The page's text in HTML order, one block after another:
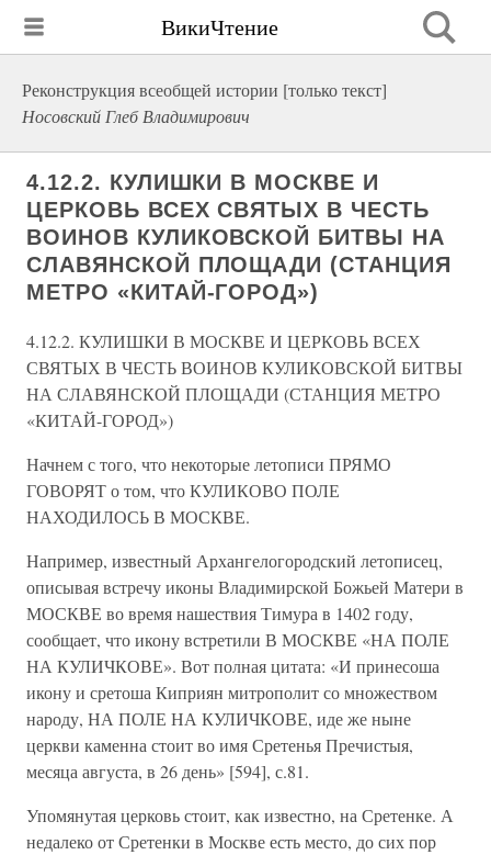
ВикиЧтение
Реконструкция всеобщей истории [только текст]
Носовский Глеб Владимирович
4.12.2. КУЛИШКИ В МОСКВЕ И
ЦЕРКОВЬ ВСЕХ СВЯТЫХ В ЧЕСТЬ
ВОИНОВ КУЛИКОВСКОЙ БИТВЫ НА
СЛАВЯНСКОЙ ПЛОЩАДИ (СТАНЦИЯ
МЕТРО «КИТАЙ-ГОРОД»)
4.12.2. КУЛИШКИ В МОСКВЕ И ЦЕРКОВЬ ВСЕХ
СВЯТЫХ В ЧЕСТЬ ВОИНОВ КУЛИКОВСКОЙ БИТВЫ
НА СЛАВЯНСКОЙ ПЛОЩАДИ (СТАНЦИЯ МЕТРО
«КИТАЙ-ГОРОД»)
Начнем с того, что некоторые летописи ПРЯМО
ГОВОРЯТ о том, что КУЛИКОВО ПОЛЕ
НАХОДИЛОСЬ В МОСКВЕ.
Например, известный Архангелогородский летописец,
описывая встречу иконы Владимирской Божьей Матери в
МОСКВЕ во время нашествия Тимура в 1402 году,
сообщает, что икону встретили В МОСКВЕ «НА ПОЛЕ
НА КУЛИЧКОВЕ». Вот полная цитата: «И принесоша
икону и сретоша Киприян митрополит со множеством
народу, НА ПОЛЕ НА КУЛИЧКОВЕ, иде же ныне
церкви каменна стоит во имя Сретенья Пречистыя,
месяца августа, в 26 день» [594], с.81.
Упомянутая церковь стоит, как известно, на Сретенке. А
недалеко от Сретенки в Москве есть место, до сих пор